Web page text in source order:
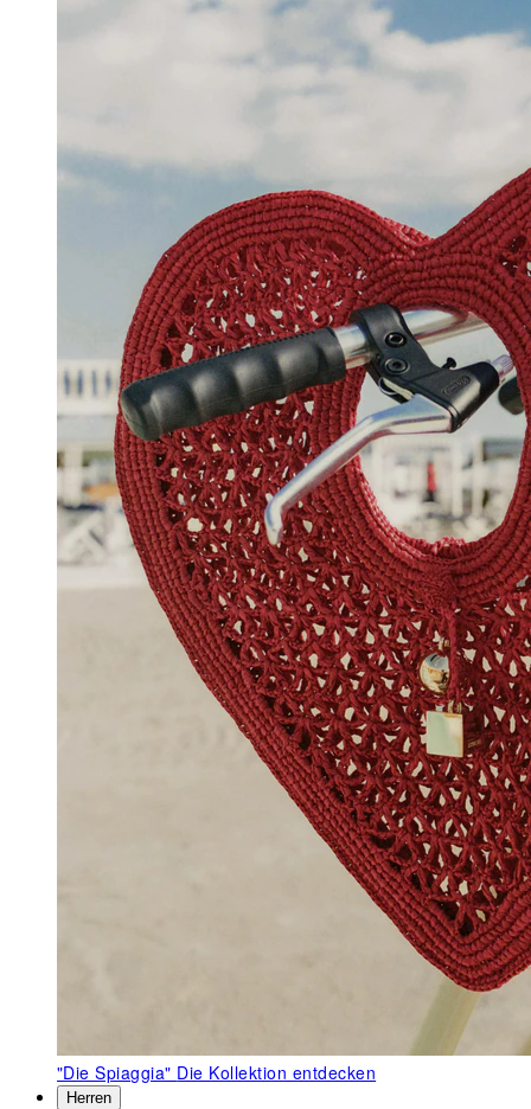
"Die Spiaggia" Die Kollektion entdecken
Herren